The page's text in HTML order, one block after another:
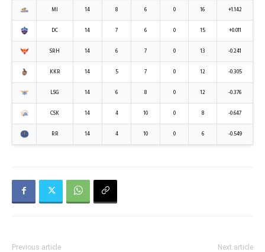
MI 14 8 6 0 16 +1.142
DC 14 7 6 0 15 +0.011
SRH 14 6 7 0 13 -0.241
KKR 14 5 7 0 12 -0.305
LSG 14 6 8 0 12 -0.376
CSK 14 4 10 0 8 -0.647
RR 14 4 10 0 6 -0.549
Previous article Next article